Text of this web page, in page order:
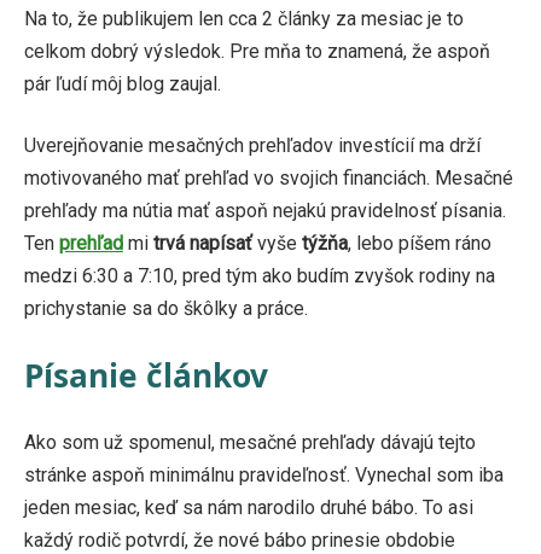
Na to, že publikujem len cca 2 články za mesiac je to
celkom dobrý výsledok. Pre mňa to znamená, že aspoň
pár ľudí môj blog zaujal.
Uverejňovanie mesačných prehľadov investícií ma drží
motivovaného mať prehľad vo svojich financiách. Mesačné
prehľady ma nútia mať aspoň nejakú pravidelnosť písania.
Ten prehľadmi trvá napísaťvyše týžňa, lebo píšem ráno
medzi 6:30 a 7:10, pred tým ako budím zvyšok rodiny na
prichystanie sa do škôlky a práce.
Písanie článkov
Ako som už spomenul, mesačné prehľady dávajú tejto
stránke aspoň minimálnu pravideľnosť. Vynechal som iba
jeden mesiac, keď sa nám narodilo druhé bábo. To asi
každý rodič potvrdí, že nové bábo prinesie obdobie